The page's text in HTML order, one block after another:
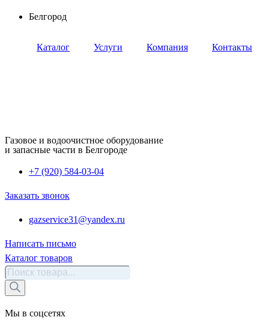
Перейти
содержимому
Белгород
Каталог Услуги Компания Контакты
Газовое и водоочистное оборудование
и запасные части в Белгороде
+7 (920) 584-03-04
Заказать звонок
gazservice31@yandex.ru
Написать письмо
Каталог товаров
Поиск
товаров
Мы в соцсетях